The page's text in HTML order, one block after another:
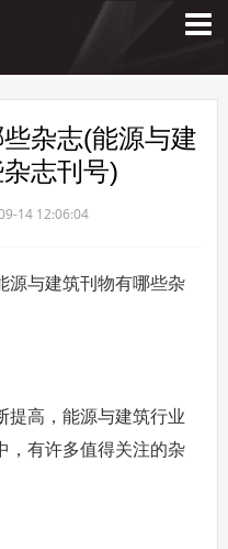
杂志(能源与建
志刊号)
14 12:06:04
源与建筑刊物有哪些杂
提高，能源与建筑行业
，有许多值得关注的杂